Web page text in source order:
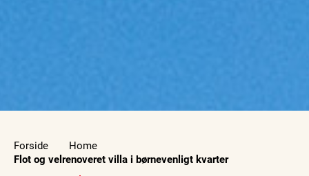
Forside
Home
Flot og velrenoveret villa i børnevenligt kvarter